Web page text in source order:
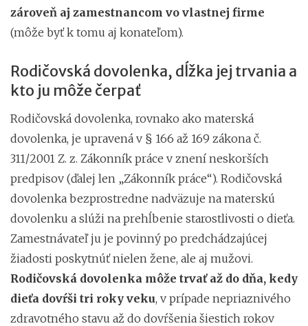
zároveň aj zamestnancom vo vlastnej firme
(môže byť k tomu aj konateľom).
Rodičovská dovolenka, dĺžka jej trvania a
kto ju môže čerpať
Rodičovská dovolenka, rovnako ako materská
dovolenka, je upravená v § 166 až 169 zákona č.
311/2001 Z. z. Zákonník práce v znení neskorších
predpisov (ďalej len „Zákonník práce“). Rodičovská
dovolenka bezprostredne nadväzuje na materskú
dovolenku a slúži na prehĺbenie starostlivosti o dieťa.
Zamestnávateľ ju je povinný po predchádzajúcej
žiadosti poskytnúť nielen žene, ale aj mužovi.
Rodičovská dovolenka môže trvať až do dňa, kedy
dieťa dovŕši tri roky veku, v prípade nepriaznivého
zdravotného stavu až do dovŕšenia šiestich rokov